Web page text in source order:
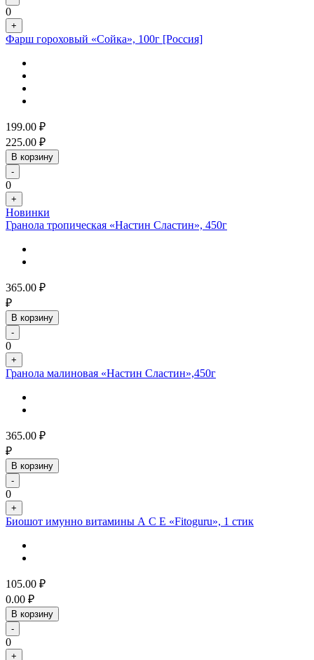
0
+
Фарш гороховый «Сойка», 100г [Россия]
199.00 ₽
225.00 ₽
В корзину
-
0
+
Новинки
Гранола тропическая «Настин Сластин», 450г
365.00 ₽
₽
В корзину
-
0
+
Гранола малиновая «Настин Сластин»,450г
365.00 ₽
₽
В корзину
-
0
+
Биошот имунно витамины А С Е «Fitoguru», 1 стик
105.00 ₽
0.00 ₽
В корзину
-
0
+